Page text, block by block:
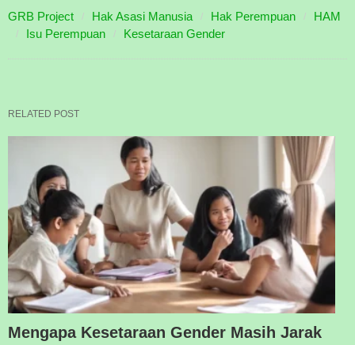
GRB Project Hak Asasi Manusia Hak Perempuan
HAM
Isu Perempuan
Kesetaraan Gender
RELATED POST
Mengapa Kesetaraan Gender Masih Jarak